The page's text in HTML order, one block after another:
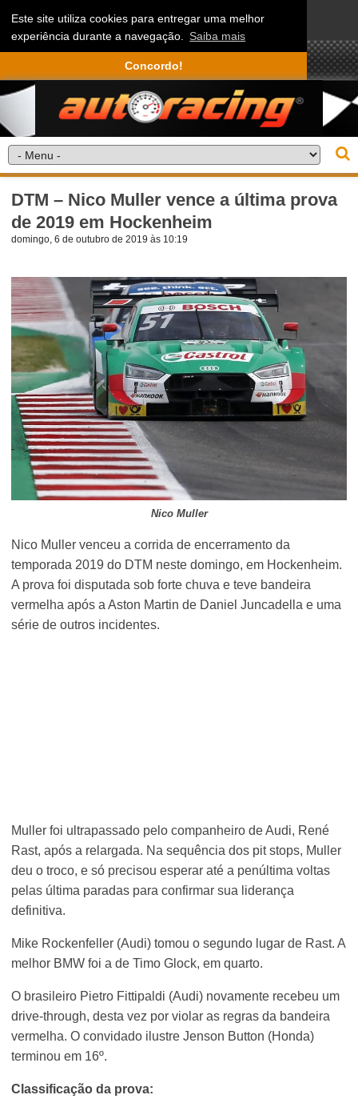
Este site utiliza cookies para entregar uma melhor
experiência durante a navegação. Saiba mais
Concordo!
DTM – Nico Muller vence a última prova
de 2019 em Hockenheim
domingo, 6 de outubro de 2019 às 10:19
Nico Muller
Nico Muller venceu a corrida de encerramento da
temporada 2019 do DTM neste domingo, em Hockenheim.
A prova foi disputada sob forte chuva e teve bandeira
vermelha após a Aston Martin de Daniel Juncadella e uma
série de outros incidentes.
Muller foi ultrapassado pelo companheiro de Audi, René
Rast, após a relargada. Na sequência dos pit stops, Muller
deu o troco, e só precisou esperar até a penúltima voltas
pelas última paradas para confirmar sua liderança
definitiva.
Mike Rockenfeller (Audi) tomou o segundo lugar de Rast. A
melhor BMW foi a de Timo Glock, em quarto.
O brasileiro Pietro Fittipaldi (Audi) novamente recebeu um
drive-through, desta vez por violar as regras da bandeira
vermelha. O convidado ilustre Jenson Button (Honda)
terminou em 16º.
Classificação da prova: